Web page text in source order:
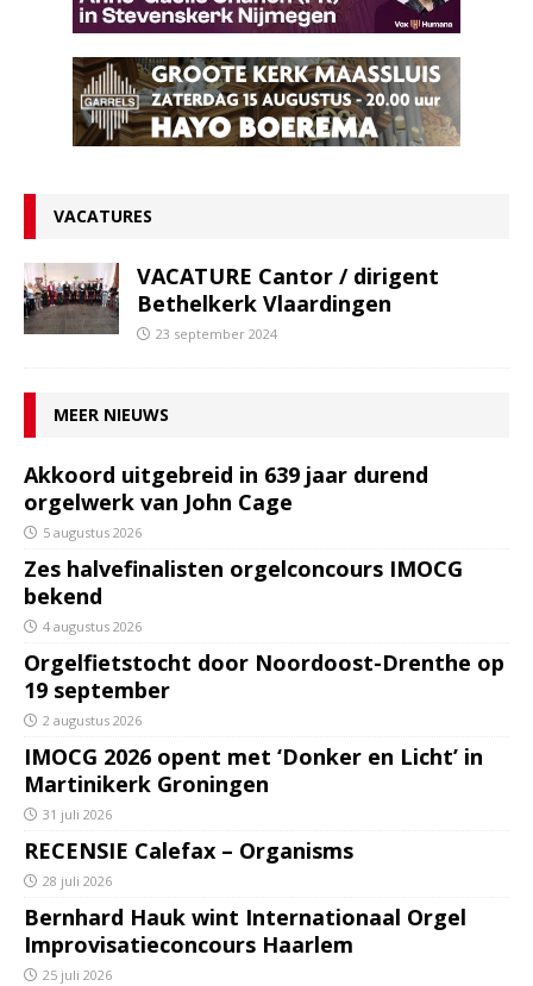
VACATURES
VACATURE Cantor / dirigent
Bethelkerk Vlaardingen
23 september 2024
MEER NIEUWS
Akkoord uitgebreid in 639 jaar durend
orgelwerk van John Cage
5 augustus 2026
Zes halvefinalisten orgelconcours IMOCG
bekend
4 augustus 2026
Orgelfietstocht door Noordoost-Drenthe op
19 september
2 augustus 2026
IMOCG 2026 opent met ‘Donker en Licht’ in
Martinikerk Groningen
31 juli 2026
RECENSIE Calefax – Organisms
28 juli 2026
Bernhard Hauk wint Internationaal Orgel
Improvisatieconcours Haarlem
25 juli 2026